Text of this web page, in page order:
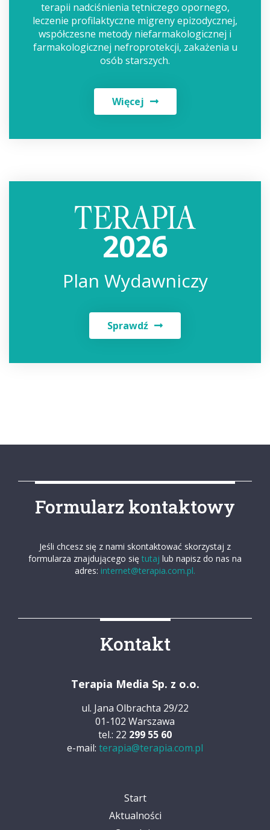
terapii nadciśnienia tętniczego opornego,
leczenie profilaktyczne migreny epizodycznej,
współczesne metody niefarmakologicznej i
farmakologicznej nefroprotekcji, zakażenia u
osób starszych.
Więcej
2026
Plan Wydawniczy
Sprawdź
Formularz kontaktowy
Jeśli chcesz się z nami skontaktować skorzystaj z
formularza znajdującego się tutaj lub napisz do nas na
adres: internet@terapia.com.pl.
Kontakt
Terapia Media Sp. z o.o.
ul. Jana Olbrachta 29/22
01-102 Warszawa
tel.: 22 299 55 60
e-mail: terapia@terapia.com.pl
Start
Aktualności